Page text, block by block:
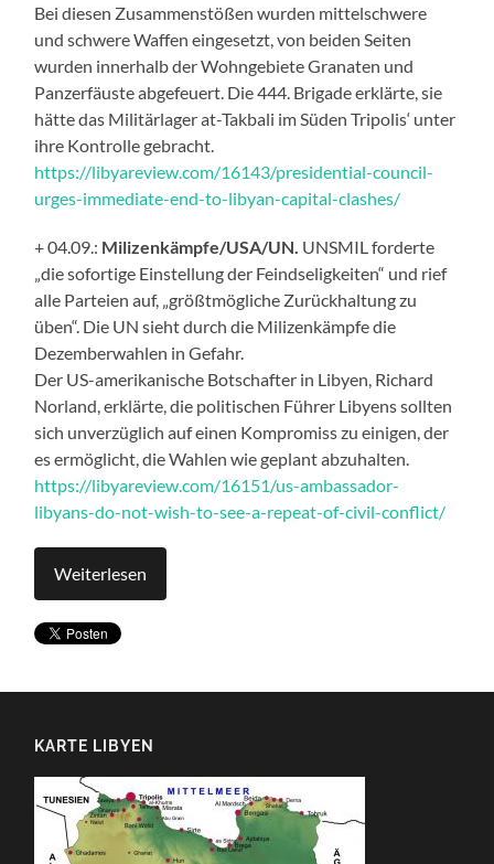
Bei diesen Zusammenstößen wurden mittelschwere
und schwere Waffen eingesetzt, von beiden Seiten
wurden innerhalb der Wohngebiete Granaten und
Panzerfäuste abgefeuert. Die 444. Brigade erklärte, sie
hätte das Militärlager at-Takbali im Süden Tripolis‘ unter
ihre Kontrolle gebracht.
https://libyareview.com/16143/presidential-council-
urges-immediate-end-to-libyan-capital-clashes/
+ 04.09.: Milizenkämpfe/USA/UN. UNSMIL forderte
„die sofortige Einstellung der Feindseligkeiten“ und rief
alle Parteien auf, „größtmögliche Zurückhaltung zu
üben“. Die UN sieht durch die Milizenkämpfe die
Dezemberwahlen in Gefahr.
Der US-amerikanische Botschafter in Libyen, Richard
Norland, erklärte, die politischen Führer Libyens sollten
sich unverzüglich auf einen Kompromiss zu einigen, der
es ermöglicht, die Wahlen wie geplant abzuhalten.
https://libyareview.com/16151/us-ambassador-
libyans-do-not-wish-to-see-a-repeat-of-civil-conflict/
Weiterlesen
KARTE LIBYEN